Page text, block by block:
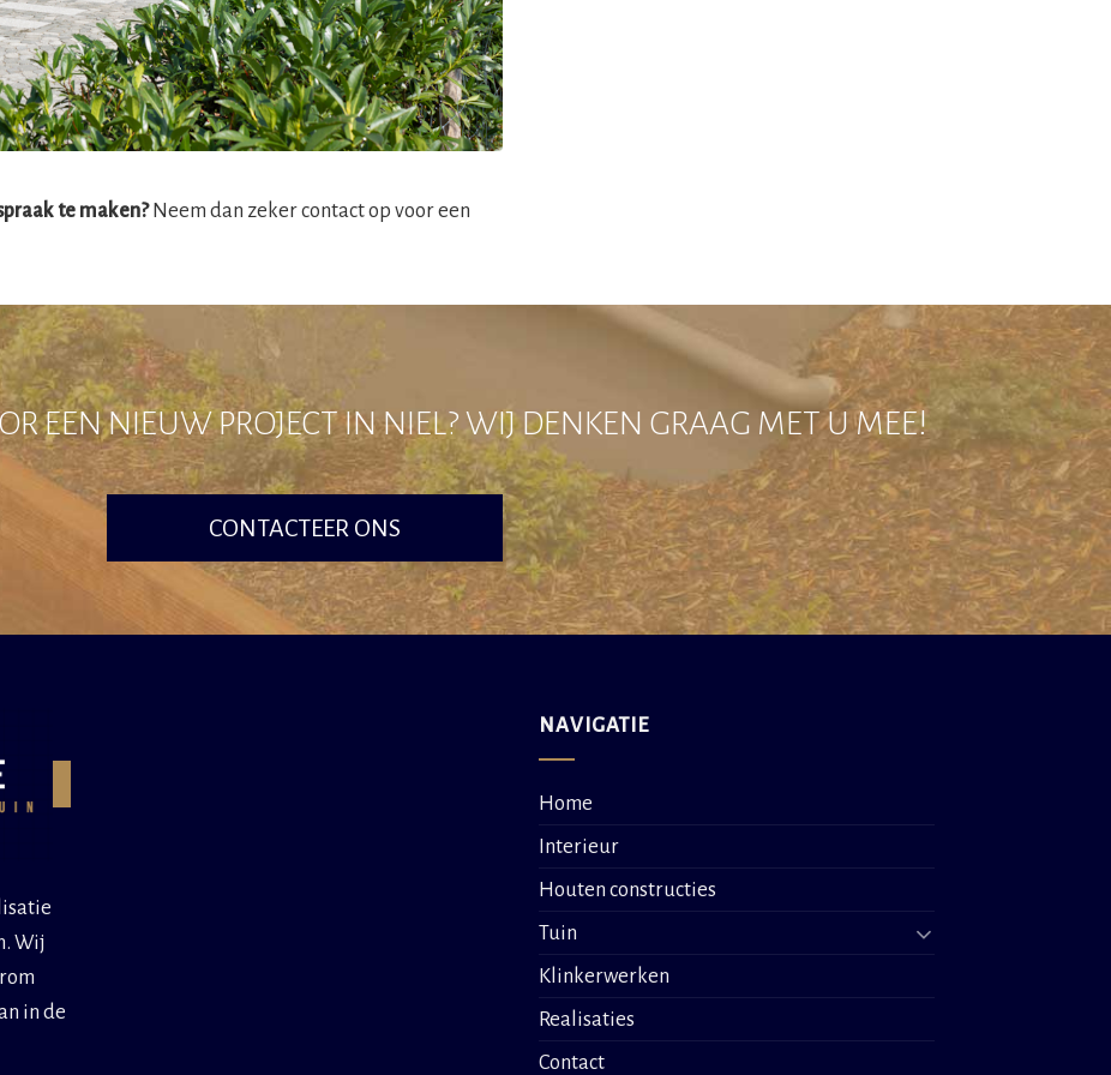
te maken?Neem dan zeker contact op voor een
EEN NIEUW PROJECT IN NIEL? WIJ DENKEN GRAAG MET U MEE!
CONTACTEER ONS
Wij
in de
NAVIGATIE
Home
Interieur
Houten constructies
Tuin
Klinkerwerken
Realisaties
Contact